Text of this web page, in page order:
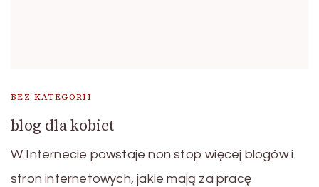
BEZ KATEGORII
blog dla kobiet
W Internecie powstaje non stop więcej blogów i
stron internetowych, jakie mają za pracę